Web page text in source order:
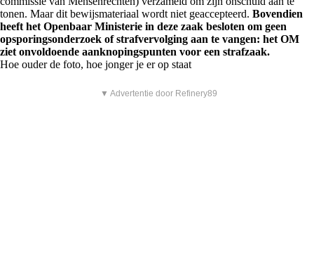
tonen. Maar dit bewijsmateriaal wordt niet geaccepteerd. Bovendien
heeft het Openbaar Ministerie in deze zaak besloten om geen
opsporingsonderzoek of strafvervolging aan te vangen: het OM
ziet onvoldoende aanknopingspunten voor een strafzaak.
Hoe ouder de foto, hoe jonger je er op staat
▼ Advertentie door Refinery89